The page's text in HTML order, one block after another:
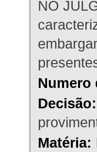
NO
Numero
Decisão:
Matéria: